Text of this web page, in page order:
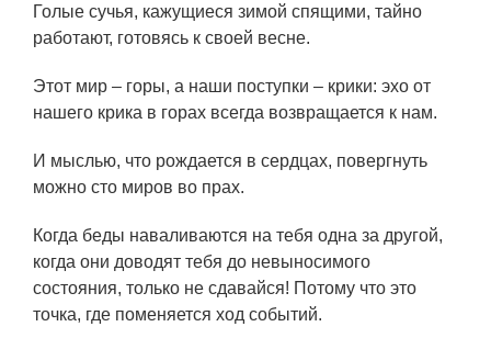
Голые сучья, кажущиеся зимой спящими, тайно
работают, готовясь к своей весне.
Этот мир – горы, а наши поступки – крики: эхо от
нашего крика в горах всегда возвращается к нам.
И мыслью, что рождается в сердцах, повергнуть
можно сто миров во прах.
Когда беды наваливаются на тебя одна за другой,
когда они доводят тебя до невыносимого
состояния, только не сдавайся! Потому что это
точка, где поменяется ход событий.